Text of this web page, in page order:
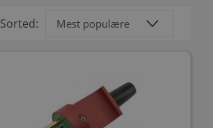
Sorted: